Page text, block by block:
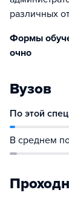
различных
Формы
очно
Вузов
По этой
В среднем